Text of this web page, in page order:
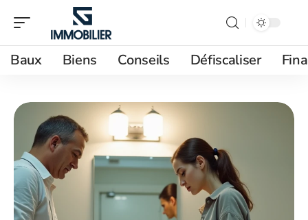
Baux Biens Conseils Défiscaliser